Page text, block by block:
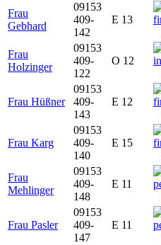
Frau
Gebhard
09153
409-
142
E 13
Frau
Holzinger
09153
409-
122
O 12
Frau Hüßner
09153
409-
143
E 12
Frau Karg
09153
409-
140
E 15
Frau
Mehlinger
09153
409-
148
E 11
Frau Pasler
09153
409-
147
E 11